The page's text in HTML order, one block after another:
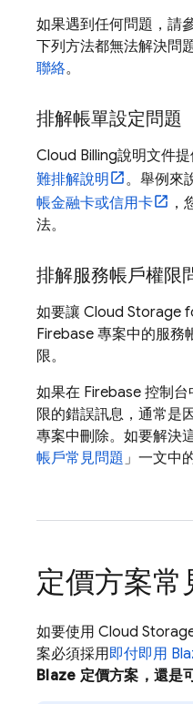
如果遇到任何問題，請
下列方法都無法解決問
聯絡。
排解帳單設定問題
Cloud Billing說明文件
難排解說明
。舉例來
帳金融卡或信用卡
，
法。
排解服務帳戶權限
如要讓 Cloud Storage
Firebase 專案中的服務
限。
如果在 Firebase 控制台
限的錯誤訊息，通常是
專案中刪除。如要解決
帳戶常見問題」一文中
定價方案常
如要使用 Cloud
案必須採用即付即用
Blaze 定價方案，還是